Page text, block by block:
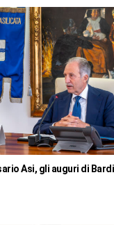
Asi, gli auguri di Bardi